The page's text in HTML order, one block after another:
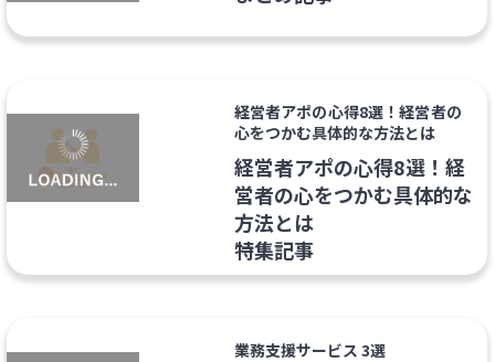
経営者アポの心得8選！経営者の
心をつかむ具体的な方法とは
経営者アポの心得8選！経
営者の心をつかむ具体的な
方法とは
特集記事
業務支援サービス 3選